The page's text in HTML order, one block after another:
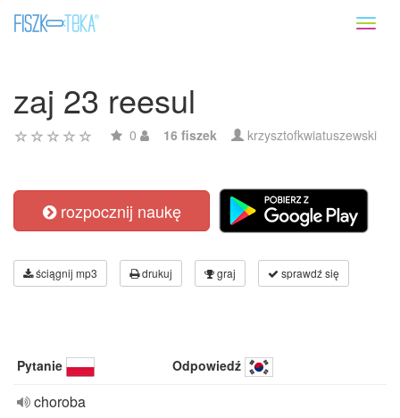
zaj 23 reesul
0 16 fiszek krzysztofkwiatuszewski
rozpocznij naukę
ściągnij mp3 drukuj graj sprawdź się
Pytanie Odpowiedź
choroba